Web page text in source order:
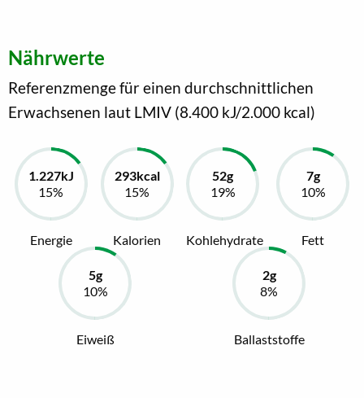
Nährwerte
Referenzmenge für einen durchschnittlichen
Erwachsenen laut LMIV (8.400 kJ/2.000 kcal)
Energie Kalorien Kohlehydrate Fett
Eiweiß Ballaststoffe